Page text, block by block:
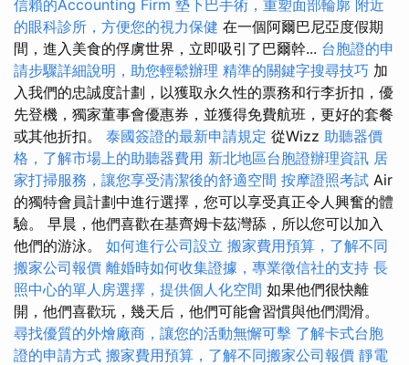
信賴的Accounting Firm 墊下巴手術，重塑面部輪廓 附近
的眼科診所，方便您的視力保健 在一個阿爾巴尼亞度假期
間，進入美食的俘虜世界，立即吸引了巴爾幹... 台胞證的申
請步驟詳細說明，助您輕鬆辦理 精準的關鍵字搜尋技巧 加
入我們的忠誠度計劃，以獲取永久性的票務和行李折扣，優
先登機，獨家董事會優惠券，並獲得免費航班，更好的套餐
或其他折扣。 泰國簽證的最新申請規定 從Wizz 助聽器價
格，了解市場上的助聽器費用 新北地區台胞證辦理資訊 居
家打掃服務，讓您享受清潔後的舒適空間 按摩證照考試 Air
的獨特會員計劃中進行選擇，您可以享受真正令人興奮的體
驗。 早晨，他們喜歡在基齊姆卡茲灣舔，所以您可以加入
他們的游泳。 如何進行公司設立 搬家費用預算，了解不同
搬家公司報價 離婚時如何收集證據，專業徵信社的支持 長
照中心的單人房選擇，提供個人化空間 如果他們很快離
開，他們喜歡玩，幾天后，他們可能會習慣與他們潤滑。
尋找優質的外燴廠商，讓您的活動無懈可擊 了解卡式台胞
證的申請方式 搬家費用預算，了解不同搬家公司報價 靜電